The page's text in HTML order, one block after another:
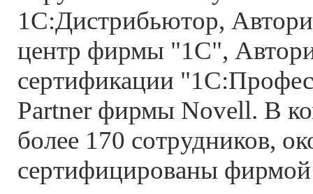
1С:Дистрибьютор,
центр фирмы "1С",
сертификации
Partner фирмы Novell. В
более 170 сотрудников,
сертифицированы